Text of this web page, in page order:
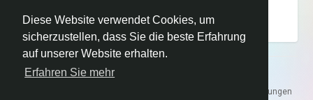
Diese Website verwendet Cookies, um
sicherzustellen, dass Sie die beste Erfahrung
auf unserer Website erhalten.
Erfahren Sie mehr
hl=de.
© 2026 Biing! - Dein Freundenetzwerk
Nutzungsbedingungen